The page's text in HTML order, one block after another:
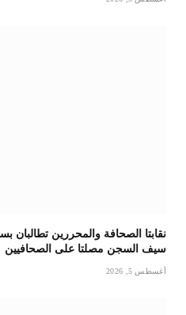
نقابتا الصحافة والمحررين
سيف السجن مصلتا على الصحافيين
أغسطس 5, 2026